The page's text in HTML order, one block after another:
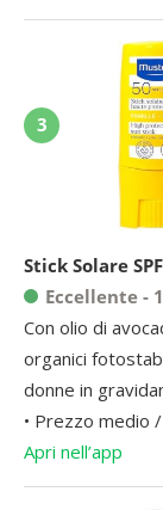
3
Stick Solare
Eccellente -
Con olio di
organici
donne in
• Prezzo medio
Apri nell’app